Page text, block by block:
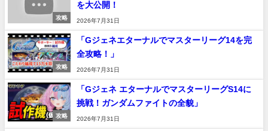
攻略
を大公開！
2026年7月31日
攻略
「Gジェネエターナルでマスターリーグ14を完
全攻略！」
2026年7月31日
攻略
「Gジェネ エターナルでマスターリーグS14に
挑戦！ガンダムファイトの全貌」
2026年7月31日